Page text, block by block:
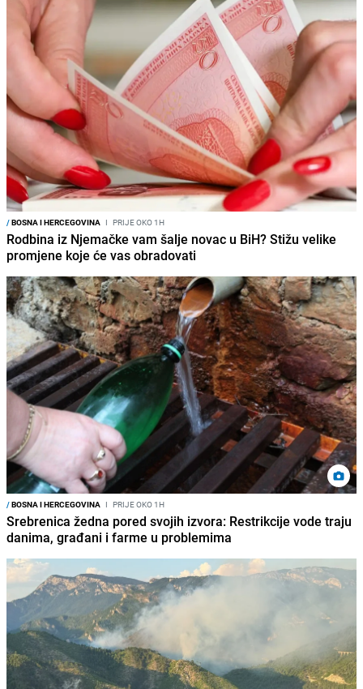
/BOSNA I HERCEGOVINA I PRIJE OKO 1H
Rodbina iz Njemačke vam šalje novac u BiH? Stižu velike
promjene koje će vas obradovati
/BOSNA I HERCEGOVINA I PRIJE OKO 1H
Srebrenica žedna pored svojih izvora: Restrikcije vode traju
danima, građani i farme u problemima